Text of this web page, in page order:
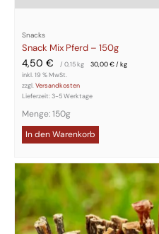
Snacks
Snack Mix Pferd – 150g
4,50 € / 0,15kg 30,00€/kg
inkl. 19 % MwSt.
zzgl.Versandkosten
Lieferzeit:3-5 Werktage
Menge: 150g
In den Warenkorb